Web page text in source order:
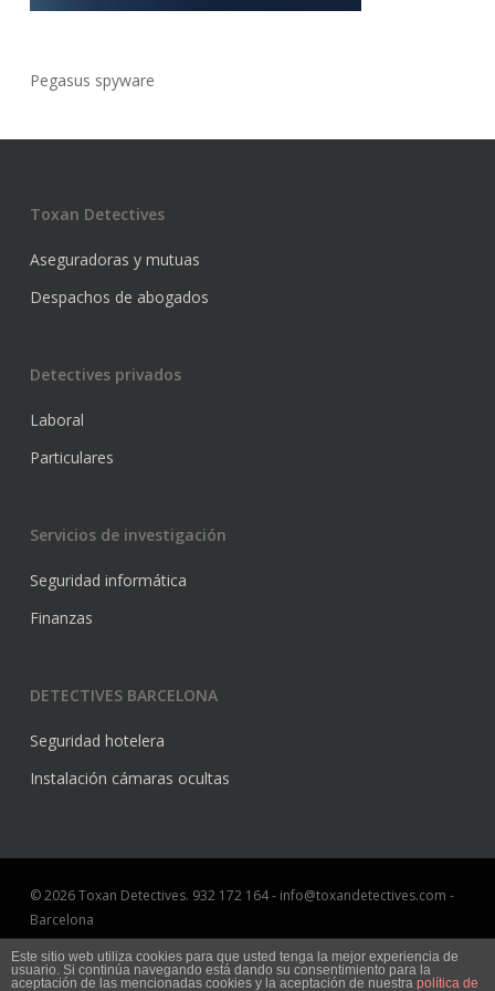
Pegasus spyware
Toxan Detectives
Aseguradoras y mutuas
Despachos de abogados
Detectives privados
Laboral
Particulares
Servicios de investigación
Seguridad informática
Finanzas
DETECTIVES BARCELONA
Seguridad hotelera
Instalación cámaras ocultas
© 2026 Toxan Detectives. 932 172 164 - info@toxandetectives.com -
Barcelona
Aviso Legal
Marketing online Barcelona
Este sitio web utiliza cookies para que usted tenga la mejor experiencia de
usuario. Si continúa navegando está dando su consentimiento para la
aceptación de las mencionadas cookies y la aceptación de nuestra política de